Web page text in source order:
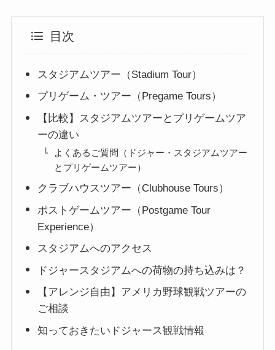
目次
スタジアムツアー（Stadium Tour）
プリゲーム・ツアー（Pregame Tours）
【比較】スタジアムツアーとプリゲームツア
ーの違い
よくあるご質問（ドジャー・スタジアムツアー
とプリゲームツアー）
クラブハウスツアー（Clubhouse Tours）
ポストゲームツアー（Postgame Tour
Experience）
スタジアムへのアクセス
ドジャースタジアムへの荷物の持ち込みは？
【アレンジ自由】アメリカ野球観戦ツアーの
ご相談
知っておきたいドジャース観戦情報